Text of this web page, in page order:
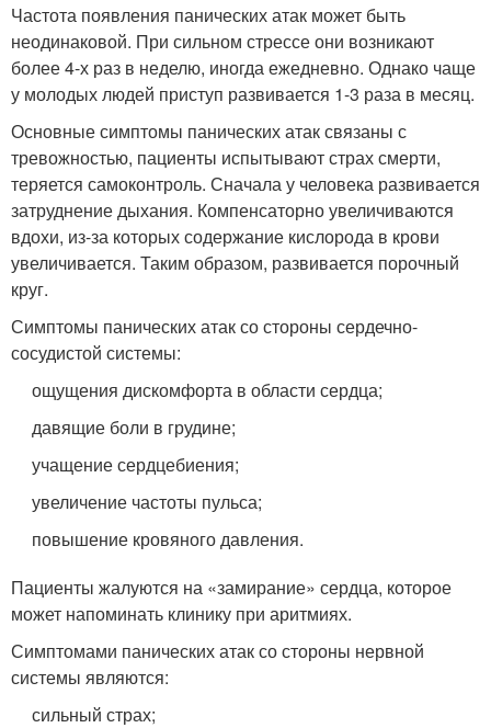
Частота появления панических атак может быть
неодинаковой. При сильном стрессе они возникают
более 4-х раз в неделю, иногда ежедневно. Однако чаще
у молодых людей приступ развивается 1-3 раза в месяц.
Основные симптомы панических атак связаны с
тревожностью, пациенты испытывают страх смерти,
теряется самоконтроль. Сначала у человека развивается
затруднение дыхания. Компенсаторно увеличиваются
вдохи, из-за которых содержание кислорода в крови
увеличивается. Таким образом, развивается порочный
круг.
Симптомы панических атак со стороны сердечно-
сосудистой системы:
ощущения дискомфорта в области сердца;
давящие боли в грудине;
учащение сердцебиения;
увеличение частоты пульса;
повышение кровяного давления.
Пациенты жалуются на «замирание» сердца, которое
может напоминать клинику при аритмиях.
Симптомами панических атак со стороны нервной
системы являются:
сильный страх;